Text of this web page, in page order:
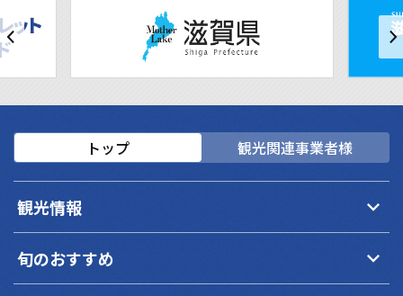
トップ 観光関連事業者様
観光情報 keyboard_arrow_down
旬のおすすめ keyboard_arrow_down